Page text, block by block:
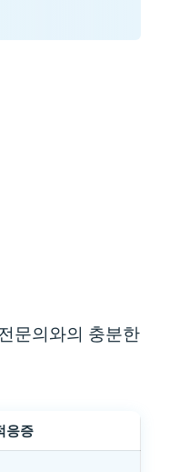
문의와의 충분한
응증